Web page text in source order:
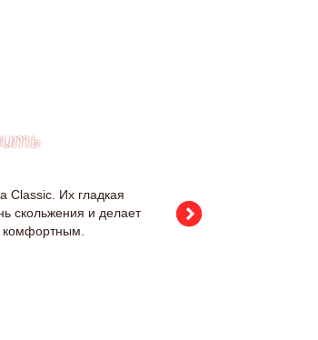
Classic. Их гладкая
скольжения и делает
комфортным.